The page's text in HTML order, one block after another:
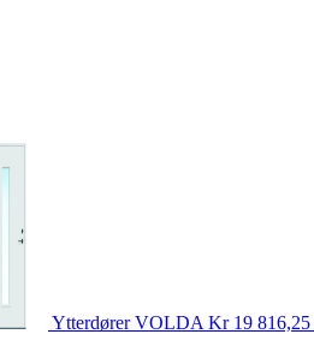
YtterdørerVOLDA Kr 19 816,25